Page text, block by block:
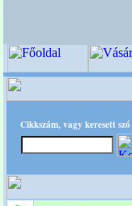
Cikkszám, vagy keresett szó
, Kegyeleti-